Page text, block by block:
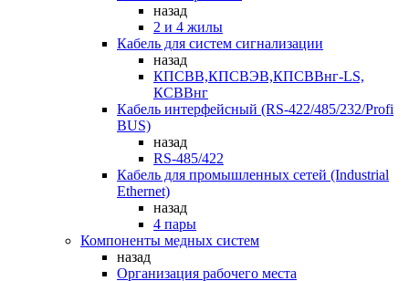
назад
2 и 4 жилы
Кабель для систем сигнализации
назад
КПСВВ,КПСВЭВ,КПСВВнг-LS,
КСВВнг
Кабель интерфейсный (RS-422/485/232/Profi
BUS)
назад
RS-485/422
Кабель для промышленных сетей (Industrial
Ethernet)
назад
4 пары
Компоненты медных систем
назад
Организация рабочего места